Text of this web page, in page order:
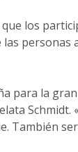
los
personas
para la
Schmidt.
También